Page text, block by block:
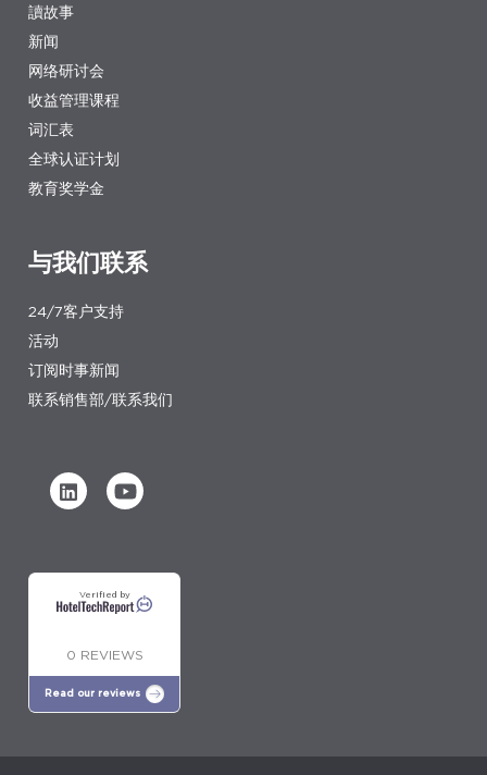
讀故事
新闻
网络研讨会
收益管理课程
词汇表
全球认证计划
教育奖学金
与我们联系
24/7客户支持
活动
订阅时事新闻
联系销售部/联系我们
Verified by
0 REVIEWS
Read our reviews